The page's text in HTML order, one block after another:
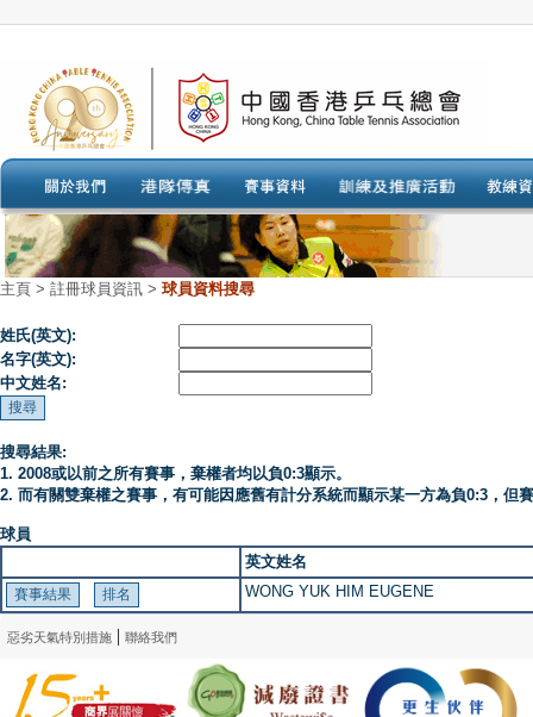
主頁 > 註冊球員資訊 > 球員資料搜尋
姓氏(英文):
名字(英文):
中文姓名:
搜尋結果:
1. 2008或以前之所有賽事，棄權者均以負0:3顯示。
2. 而有關雙棄權之賽事，有可能因應舊有計分系統而顯示某一方為負0:3，但
球員
英文姓名
WONG YUK HIM EUGENE